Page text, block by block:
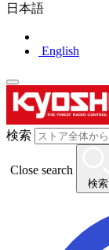
日本語
English
検索
Close search
検索